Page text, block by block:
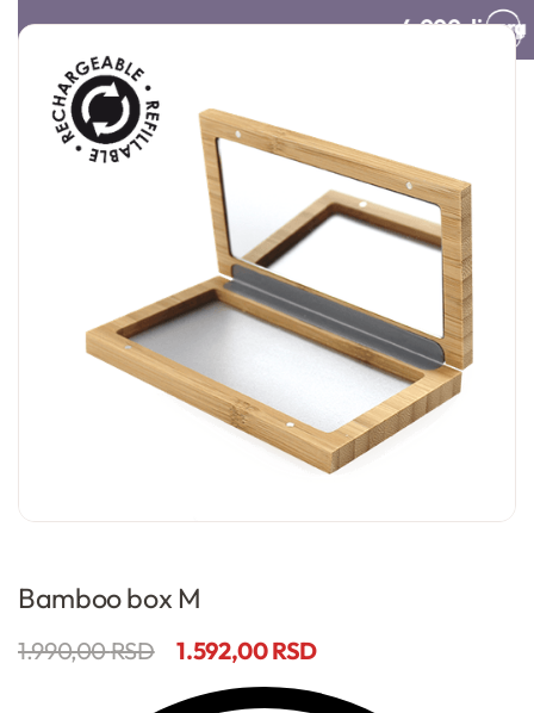
Besplatna dostava preko 4.000 dinara​
Organski šampon za
suvo pranje tamne
kose | Centifolia
Olovka za
Bamboo box M
1.990,00RSD 1.592,00RSD